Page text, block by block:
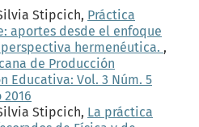
Stipcich, Práctica
aportes desde el enfoque
hermenéutica. ,
de Producción
Educativa: Vol. 3 Núm. 5
2016
Stipcich, La práctica